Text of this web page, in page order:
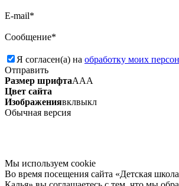
E-mail*
Сообщение*
Я согласен(а) на обработку моих
Отправить
Размер шрифтаААА
Цвет сайта
Изображениявклвыкл
Обычная версия
Мы используем сookie
Во время посещения сайта «Детская